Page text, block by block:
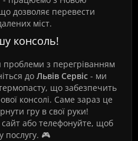
дозволяє перевести
міст.
консоль!
проблеми з перегріванням
до Львів Сервіс - ми
що забезпечить
консолі. Саме зараз це
гру в свої руки!
або телефонуйте, щоб
послугу. 🎮